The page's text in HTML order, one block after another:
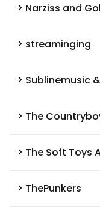
Narziss and
streaminging
Sublinemusic
The
The Soft Toys
ThePunkers